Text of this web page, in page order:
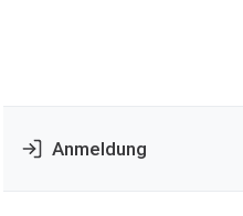
Anmeldung